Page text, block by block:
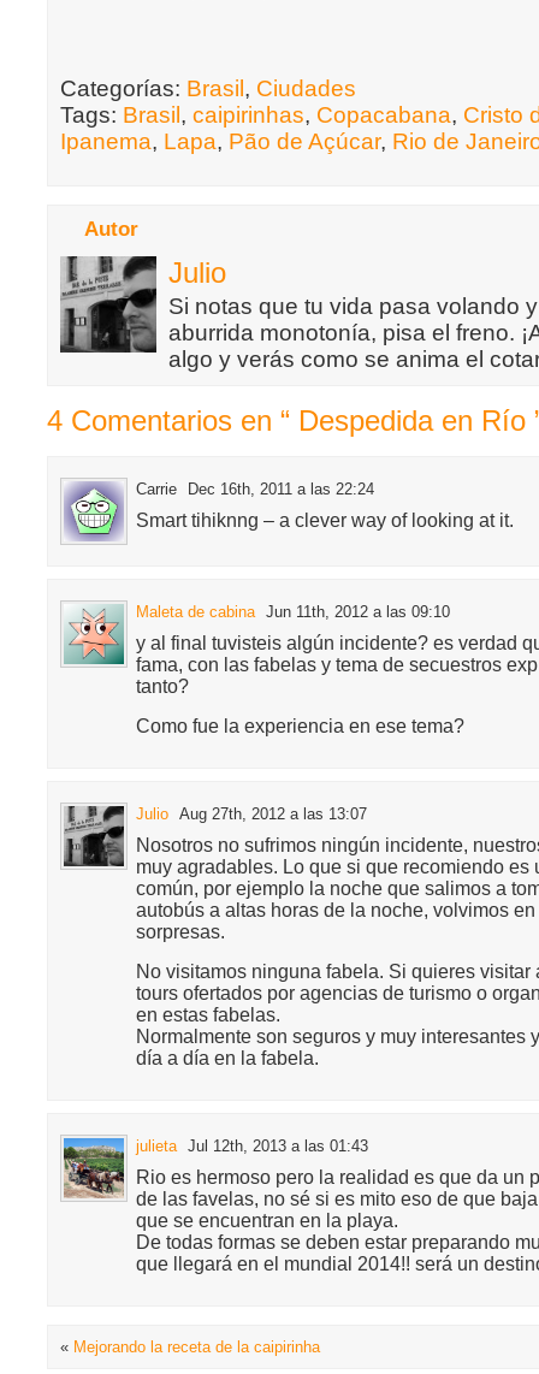
Categorías: Brasil , Ciudades
Tags: Brasil , caipirinhas, Copacabana, Cristo
Ipanema, Lapa, Pão de Açúcar, Rio de
Autor
Julio
Si notas que tu vida pasa volando
aburrida monotonía, pisa el freno.
algo y verás como se anima el
4 Comentarios en “ Despedida en Río
Carrie Dec 16th, 2011 a las 22:24
Smart tihiknng – a clever way of looking at it.
Maleta de cabina Jun 11th, 2012 a las 09:10
y al final tuvisteis algún incidente? es verdad
fama, con las fabelas y tema de secuestros
tanto?
Como fue la experiencia en ese tema?
Julio Aug 27th, 2012 a las 13:07
Nosotros no sufrimos ningún incidente,
muy agradables. Lo que si que recomiendo es
común, por ejemplo la noche que salimos a
autobús a altas horas de la noche, volvimos
sorpresas.
No visitamos ninguna fabela. Si quieres visitar
tours ofertados por agencias de turismo o
en estas fabelas.
Normalmente son seguros y muy interesantes
día a día en la fabela.
julieta Jul 12th, 2013 a las 01:43
Rio es hermoso pero la realidad es que da un
de las favelas, no sé si es mito eso de que
que se encuentran en la playa.
De todas formas se deben estar preparando
que llegará en el mundial 2014!! será un
« Mejorando la receta de la caipirinha